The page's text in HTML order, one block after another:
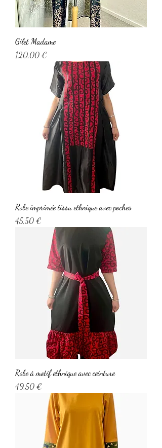
Gilet Madame
Prix
120,00 €
Robe imprimée tissu ethnique avec poches
Prix
45,50 €
Robe à motif ethnique avec ceinture
Prix
49,50 €